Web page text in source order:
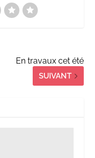
En travaux cet été
SUIVANT